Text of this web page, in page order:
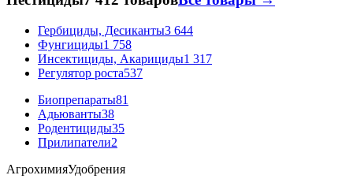
Гербициды, Десиканты3 644
Фунгициды1 758
Инсектициды, Акарициды1 317
Регулятор роста537
Биопрепараты81
Адьюванты38
Родентициды35
Прилипатели2
АгрохимияУдобрения